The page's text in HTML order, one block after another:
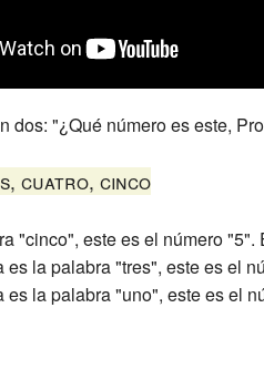
dos: "¿Qué número es este,
cuatro, cinco
"cinco", este es el número
es la palabra "tres", este es el
es la palabra "uno", este es el